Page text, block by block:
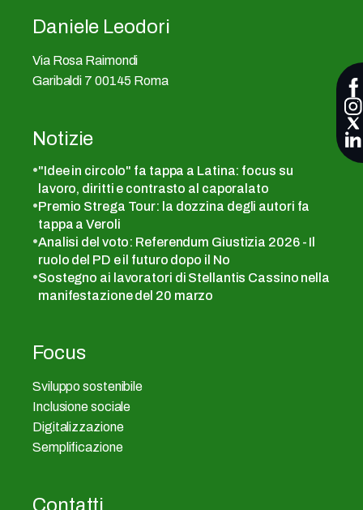
Daniele Leodori
Via Rosa Raimondi
Garibaldi 7 00145 Roma
Notizie
"Idee in circolo" fa tappa a Latina: focus su
lavoro, diritti e contrasto al caporalato
Premio Strega Tour: la dozzina degli autori fa
tappa a Veroli
Analisi del voto: Referendum Giustizia 2026 - Il
ruolo del PD e il futuro dopo il No
Sostegno ai lavoratori di Stellantis Cassino nella
manifestazione del 20 marzo
Focus
Sviluppo sostenibile
Inclusione sociale
Digitalizzazione
Semplificazione
Contatti